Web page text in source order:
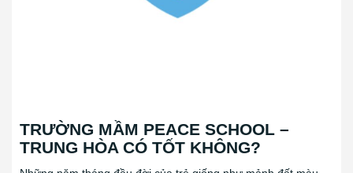
TRƯỜNG MẦM PEACE SCHOOL –
TRUNG HÒA CÓ TỐT KHÔNG?